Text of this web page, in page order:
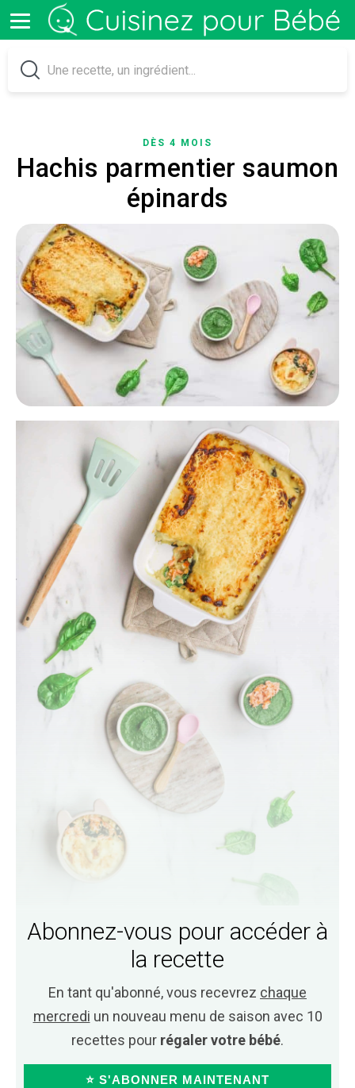
DÈS 4 MOIS
Hachis parmentier saumon
épinards
Abonnez-vous pour accéder à
la recette
En tant qu'abonné, vous recevrez chaque
mercredi un nouveau menu de saison avec 10
recettes pour régaler votre bébé.
⭐ S'ABONNER MAINTENANT